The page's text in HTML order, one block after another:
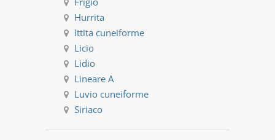
Hurrita
Ittita cuneiforme
Licio
Lidio
Lineare A
Luvio cuneiforme
Siriaco